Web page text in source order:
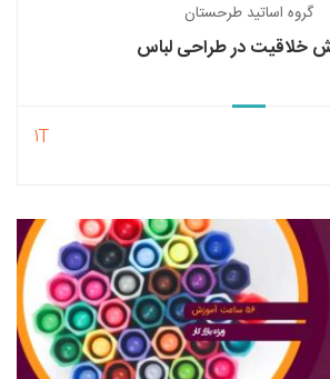
گروه اساتید طرحستان
خلاقیت در طراحی لباس
1T